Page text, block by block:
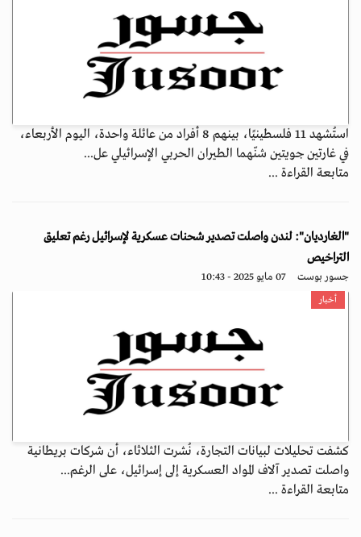
استُشهد 11 فلسطينيًا، بينهم 8 أفراد من عائلة واحدة، اليوم الأربعاء،
في غارتين جويتين شنّهما الطيران الحربي الإسرائيلي عل...
متابعة القراءة ...
"الغارديان": لندن واصلت تصدير شحنات عسكرية لإسرائيل رغم تعليق
التراخيص
جسور بوست 07 مايو 2025 - 10:43
أخبار
كشفت تحليلات لبيانات التجارة، نُشرت الثلاثاء، أن شركات بريطانية
واصلت تصدير آلاف المواد العسكرية إلى إسرائيل، على الرغم...
متابعة القراءة ...